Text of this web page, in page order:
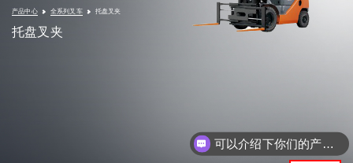
产品中心 全系列叉车 托盘叉夹
托盘叉夹
可以介绍下你们的产品么